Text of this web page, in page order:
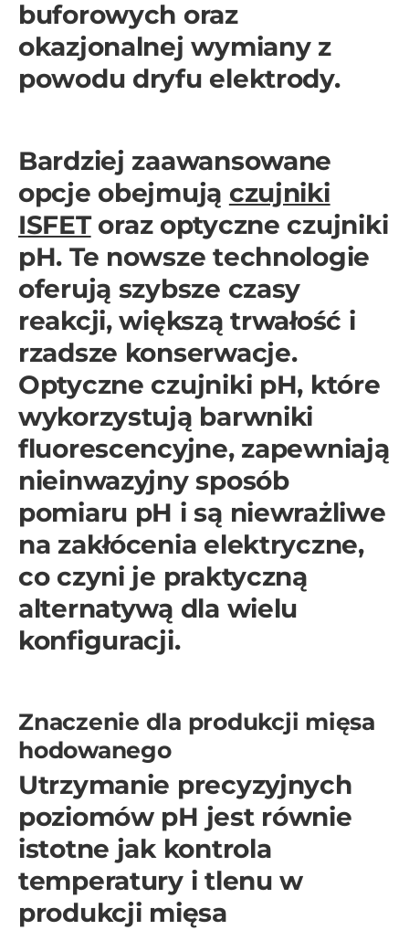
buforowych oraz
okazjonalnej wymiany z
powodu dryfu elektrody.
Bardziej zaawansowane
opcje obejmują czujniki
ISFEToraz optyczne czujniki
pH. Te nowsze technologie
oferują szybsze czasy
reakcji, większą trwałość i
rzadsze konserwacje.
Optyczne czujniki pH, które
wykorzystują barwniki
fluorescencyjne, zapewniają
nieinwazyjny sposób
pomiaru pH i są niewrażliwe
na zakłócenia elektryczne,
co czyni je praktyczną
alternatywą dla wielu
konfiguracji.
Znaczenie dla produkcji mięsa
hodowanego
Utrzymanie precyzyjnych
poziomów pH jest równie
istotne jak kontrola
temperatury i tlenu w
produkcji mięsa